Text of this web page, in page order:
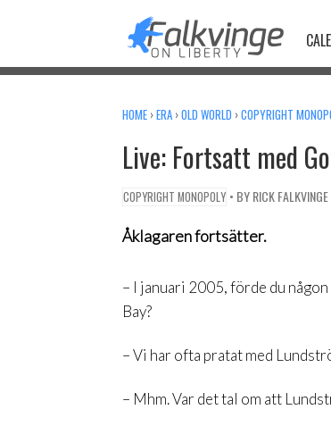
HOME ›ERA ›OLD WORLD ›COPYRIGHT
Live: Fortsatt med
COPYRIGHT MONOPOLY • BYRICK FALKVINGE
Åklagaren fortsätter.
– I januari 2005, förde du
Bay?
– Vi har ofta pratat med
– Mhm. Var det tal om att